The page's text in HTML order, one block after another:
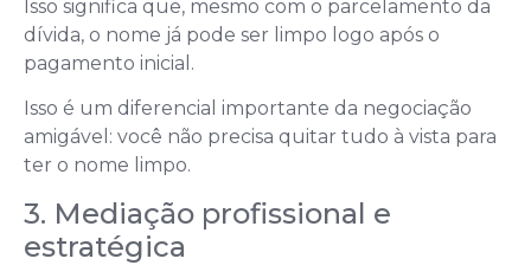
Isso significa que, mesmo com o parcelamento da
dívida, o nome já pode ser limpo logo após o
pagamento inicial.
Isso é um diferencial importante da negociação
amigável: você não precisa quitar tudo à vista para
ter o nome limpo.
3. Mediação profissional e
estratégica